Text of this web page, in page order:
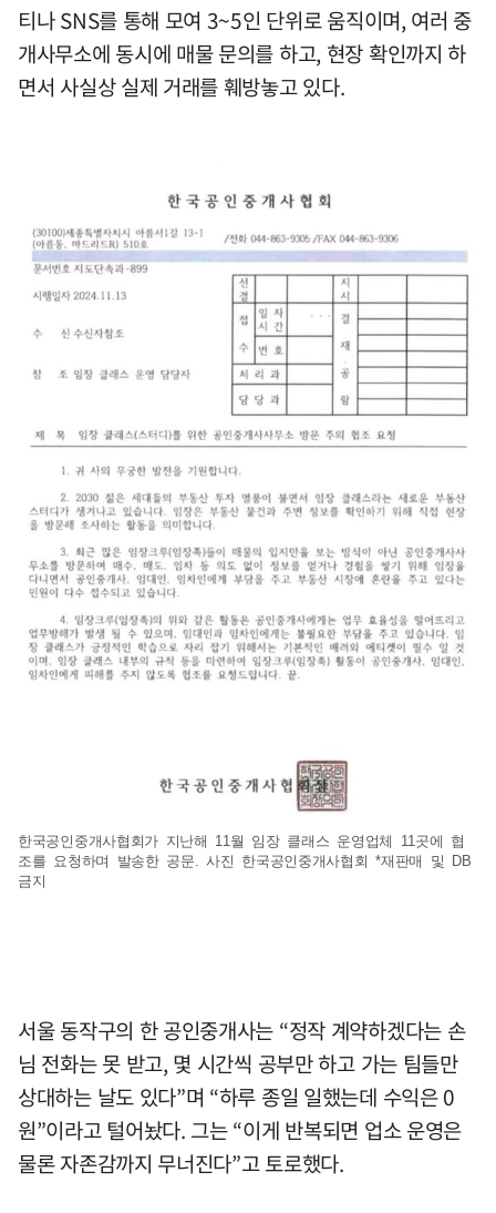
티나 SNS를 통해 모여 3~5인 단위로 움직이며, 여러 중
개사무소에 동시에 매물 문의를 하고, 현장 확인까지 하
면서 사실상 실제 거래를 훼방놓고 있다.
한국공인중개사협회가 지난해 11월 임장 클래스 운영업체 11곳에 협
조를 요청하며 발송한 공문. 사진 한국공인중개사협회 *재판매 및 DB
금지
서울 동작구의 한 공인중개사는 “정작 계약하겠다는 손
님 전화는 못 받고, 몇 시간씩 공부만 하고 가는 팀들만
상대하는 날도 있다”며 “하루 종일 일했는데 수익은 0
원”이라고 털어놨다. 그는 “이게 반복되면 업소 운영은
물론 자존감까지 무너진다”고 토로했다.